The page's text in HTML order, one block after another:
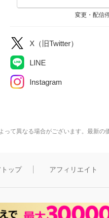
変更・配信
X（旧Twitter）
LINE
Instagram
て異なる場合がございます。最新の
ップ アフィリエイト